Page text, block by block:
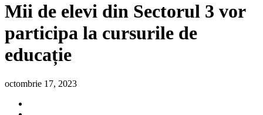
Mii de elevi din Sectorul 3 vor
participa la cursurile de
educație
octombrie 17, 2023